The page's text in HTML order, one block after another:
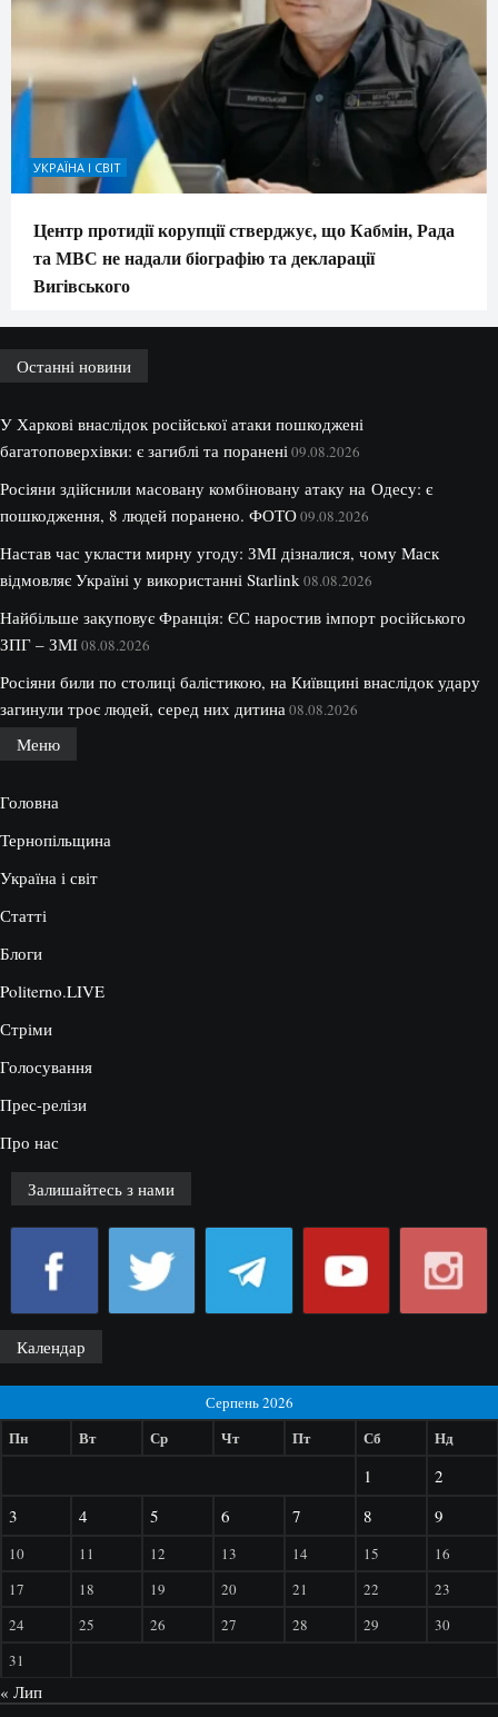
УКРАЇНА І СВІТ
Центр протидії корупції стверджує, що Кабмін, Рада
та МВС не надали біографію та декларації
Вигівського
Останні новини
У Харкові внаслідок російської атаки пошкоджені
багатоповерхівки: є загиблі та поранені 09.08.2026
Росіяни здійснили масовану комбіновану атаку на Одесу: є
пошкодження, 8 людей поранено. ФОТО09.08.2026
Настав час укласти мирну угоду: ЗМІ дізналися, чому Маск
відмовляє Україні у використанні Starlink 08.08.2026
Найбільше закуповує Франція: ЄС наростив імпорт російського
ЗПГ – ЗМІ08.08.2026
Росіяни били по столиці балістикою, на Київщині внаслідок удару
загинули троє людей, серед них дитина 08.08.2026
Меню
Головна
Тернопільщина
Україна і світ
Статті
Блоги
Politerno.LIVE
Стріми
Голосування
Прес-релізи
Про нас
Залишайтесь з нами
Календар
Серпень 2026
Пн Вт Ср Чт Пт Сб Нд
1
2
3
4 5 6 7 8 9
10 11 12 13 14 15
16
17
18 19 20 21 22
23
24
25 26 27 28 29
30
31
« Лип